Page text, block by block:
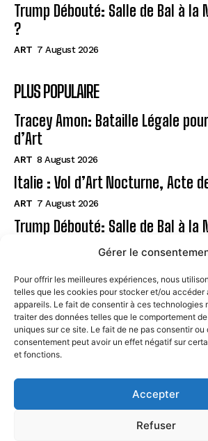
Gérer le
Pour offrir les meilleures expériences, nous
telles que les cookies pour stocker et/ou accéder
appareils. Le fait de consentir à ces technologies
traiter des données telles que le comportement
uniques sur ce site. Le fait de ne pas consentir ou
consentement peut avoir un effet négatif sur
et fonctions.
Accepter
Refuser
Trump Débouté: Salle de Bal à la
?
ART 7 August 2026
PLUS POPULAIRE
Tracey Amon: Bataille Légale
d’Art
ART 8 August 2026
Italie : Vol d’Art Nocturne, Acte
ART 7 August 2026
Trump Débouté: Salle de Bal à la
Page
CONTACT
MENTIONS LÉGALES